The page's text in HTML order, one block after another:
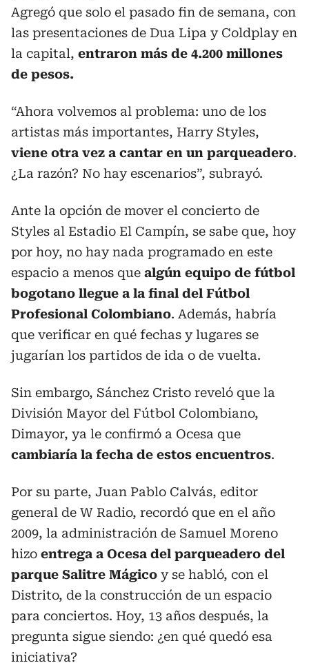
Agregó que solo el pasado fin de semana, con
las presentaciones de Dua Lipa y Coldplay en
la capital, entraron más de 4.200 millones
de pesos.
“Ahora volvemos al problema: uno de los
artistas más importantes, Harry Styles,
viene otra vez a cantar en un parqueadero.
¿La razón? No hay escenarios”, subrayó.
Ante la opción de mover el concierto de
Styles al Estadio El Campín, se sabe que, hoy
por hoy, no hay nada programado en este
espacio a menos que algún equipo de fútbol
bogotano llegue a la final del Fútbol
Profesional Colombiano. Además, habría
que verificar en qué fechas y lugares se
jugarían los partidos de ida o de vuelta.
Sin embargo, Sánchez Cristo reveló que la
División Mayor del Fútbol Colombiano,
Dimayor, ya le confirmó a Ocesa que
cambiaría la fecha de estos encuentros.
Por su parte, Juan Pablo Calvás, editor
general de W Radio, recordó que en el año
2009, la administración de Samuel Moreno
hizo entrega a Ocesa del parqueadero del
parque Salitre Mágico y se habló, con el
Distrito, de la construcción de un espacio
para conciertos. Hoy, 13 años después, la
pregunta sigue siendo: ¿en qué quedó esa
iniciativa?